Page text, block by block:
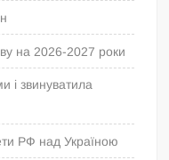
на 2026-2027 роки
і звинуватила
РФ над Україною